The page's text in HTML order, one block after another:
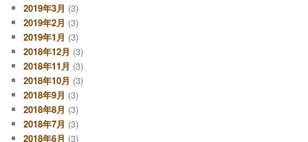
2019年3月 (3)
2019年2月 (3)
2019年1月 (3)
2018年12月 (3)
2018年11月 (3)
2018年10月 (3)
2018年9月 (3)
2018年8月 (3)
2018年7月 (3)
2018年6月 (3)